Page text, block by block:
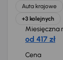
Auta krajowe
+3 kolejnych
Miesięczna
od 417 zł
Cena